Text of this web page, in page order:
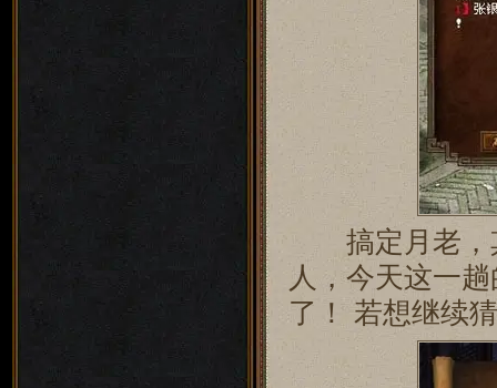
搞定月老，
人，今天这一
了！ 若想继续